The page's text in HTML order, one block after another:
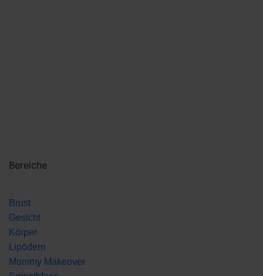
Bereiche
Brust
Gesicht
Körper
Lipödem
Mommy Makeover